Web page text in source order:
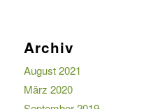
Archiv
August 2021
März 2020